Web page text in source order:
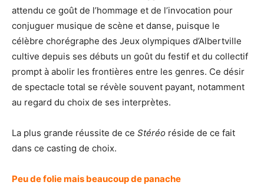
attendu ce goût de l’hommage et de l’invocation pour
conjuguer musique de scène et danse, puisque le
célèbre chorégraphe des Jeux olympiques d’Albertville
cultive depuis ses débuts un goût du festif et du collectif
prompt à abolir les frontières entre les genres. Ce désir
de spectacle total se révèle souvent payant, notamment
au regard du choix de ses interprètes.
La plus grande réussite de ce Stéréo réside de ce fait
dans ce casting de choix.
Peu de folie mais beaucoup de panache